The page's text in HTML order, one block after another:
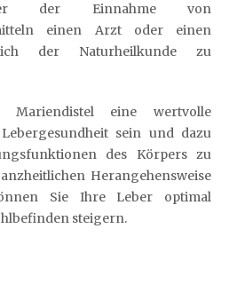
der Einnahme von
einen Arzt oder einen
der Naturheilkunde zu
eine wertvolle
sein und dazu
des Körpers zu
Herangehensweise
Sie Ihre Leber optimal
steigern.